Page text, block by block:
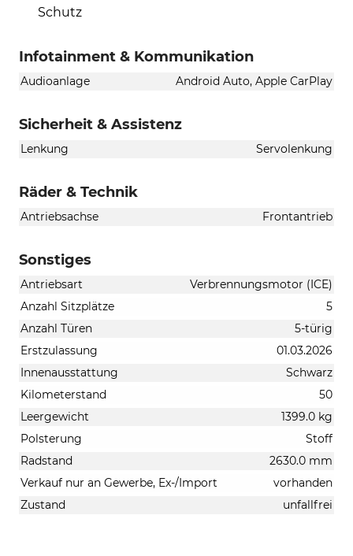
Schutz
Infotainment & Kommunikation
Audioanlage Android Auto, Apple CarPlay
Sicherheit & Assistenz
Lenkung Servolenkung
Räder & Technik
Antriebsachse Frontantrieb
Sonstiges
Antriebsart
Verbrennungsmotor (ICE)
Anzahl Sitzplätze
5
Anzahl Türen
5-türig
Erstzulassung
01.03.2026
Innenausstattung
Schwarz
Kilometerstand
50
Leergewicht
1399.0 kg
Polsterung
Stoff
Radstand
2630.0 mm
Verkauf nur an Gewerbe, Ex-/Import
vorhanden
Zustand
unfallfrei